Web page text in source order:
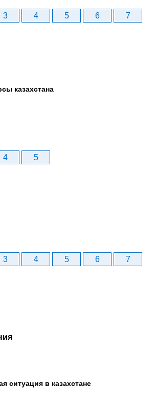
3 4 5 6 7
казахстана
4 5
3 4 5 6 7
ситуация в казахстане